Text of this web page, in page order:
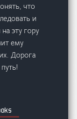
что
и
эту гору
ему
Дорога